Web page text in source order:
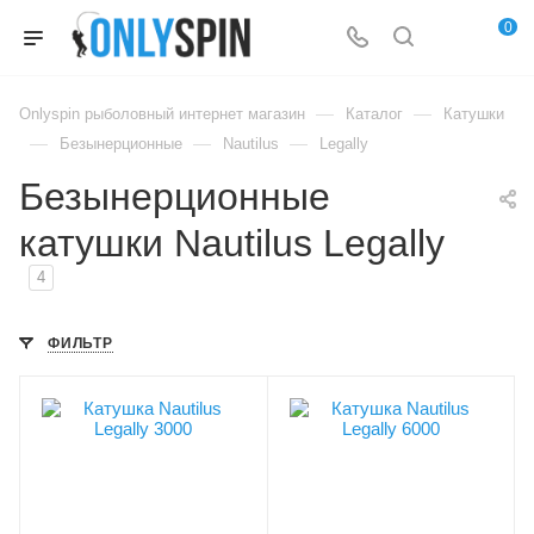
0
Onlyspin рыболовный интернет магазин — Каталог — Катушки
— Безынерционные — Nautilus — Legally
Безынерционные
катушки Nautilus Legally
4
ФИЛЬТР
Лесоемкость, мм/м
0.205/140
Лесоемкость, мм/м
0.285/200